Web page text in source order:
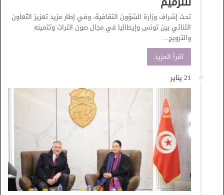
تحت إشراف وزارة الشؤون الثقافية، وفي إطار مزيد تعزيز التّعاون
الثنائي بين تونس وإيطاليا في مجال صون التراث وتثمينه
والترويج…
اقرأ المزيد
21 يناير